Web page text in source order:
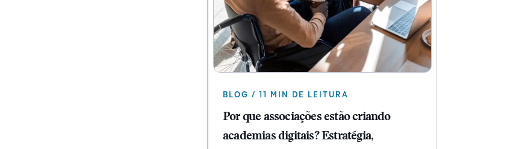
BLOG / 11 MIN DE LEITURA
Por que associações estão criando
academias digitais? Estratégia,